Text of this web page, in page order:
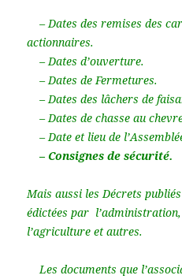
– Dates des remises des
actionnaires.
– Dates d’ouverture.
– Dates de Fermetures.
– Dates des lâchers de
– Dates de chasse au
– Date et lieu de
– Consignes de sécurité.
Mais aussi les Décrets
édictées par
l’agriculture et autres.
Les documents que